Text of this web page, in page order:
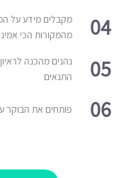
04
מקבלים מידע על
מהמקורות הכי
05
נהנים מהכנה
התנאים
06 פותחים את הבוקר